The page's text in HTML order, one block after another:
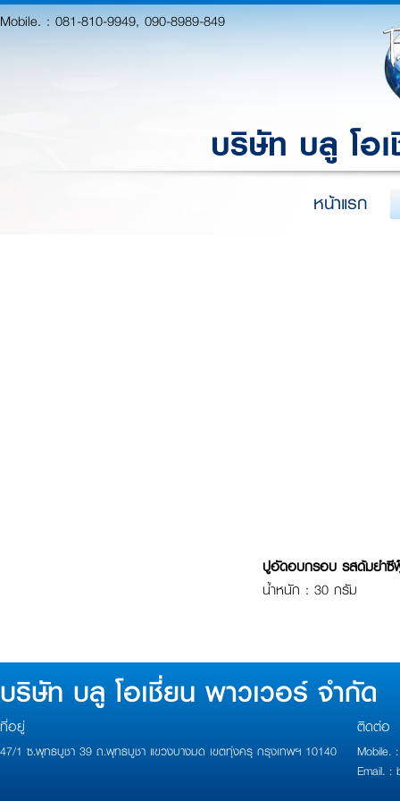
Mobile. :081-810-9949, 090-8989-849
บริษัท บลู โอ
หน้าแรก
ปูอัดอบกรอบ รสด้มยำซี
น้ำหนัก : 30 กรัม
บริษัท บลู โอเชี่ยน พาวเวอร์ จำกัด
ที่อยู่
47/1 ซ.พุทธบูชา 39 ถ.พุทธบูชา แขวงบางมด เขตทุ่งครุ กรุงเทพฯ 10140
ติดต่อ
Mobile.
Email. :